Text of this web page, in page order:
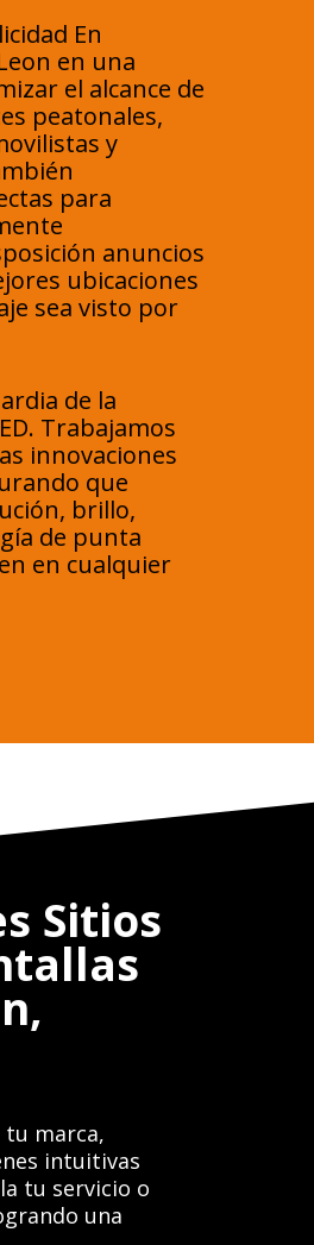
En
en una
el alcance de
peatonales,
y
para
anuncios
ubicaciones
sea visto por
de la
Trabajamos
innovaciones
que
brillo,
de punta
en cualquier
Sitios
tu marca,
intuitivas
tu servicio o
una